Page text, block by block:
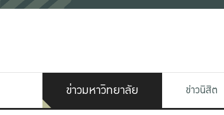
ข่าวมหาวิทยาลัย ข่าวนิสิต